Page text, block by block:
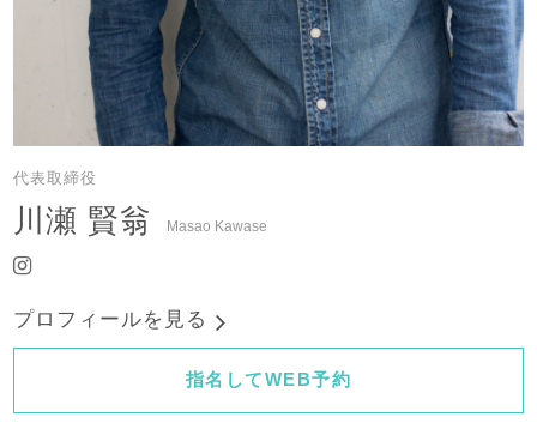
代表取締役
川瀬 賢翁 Masao Kawase
プロフィールを見る
指名してWEB予約